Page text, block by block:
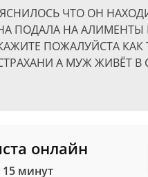
ЧТО ОН
ПОДАЛА НА АЛИМЕНТЫ
ПОЖАЛУЙСТА
А МУЖ ЖИВЁТ
онлайн
15 минут